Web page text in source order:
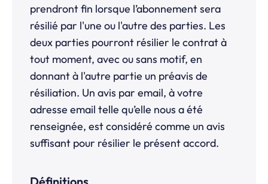
prendront fin lorsque l’abonnement sera
résilié par l'une ou l'autre des parties. Les
deux parties pourront résilier le contrat à
tout moment, avec ou sans motif, en
donnant à l'autre partie un préavis de
résiliation. Un avis par email, à votre
adresse email telle qu’elle nous a été
renseignée, est considéré comme un avis
suffisant pour résilier le présent accord.